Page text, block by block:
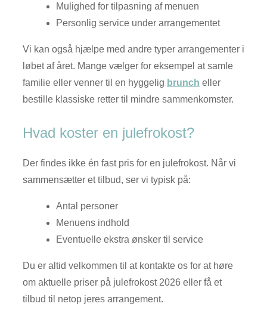
Mulighed for tilpasning af menuen
Personlig service under arrangementet
Vi kan også hjælpe med andre typer arrangementer i
løbet af året. Mange vælger for eksempel at samle
familie eller venner til en hyggelig brunch eller
bestille klassiske retter til mindre sammenkomster.
Hvad koster en julefrokost?
Der findes ikke én fast pris for en julefrokost. Når vi
sammensætter et tilbud, ser vi typisk på:
Antal personer
Menuens indhold
Eventuelle ekstra ønsker til service
Du er altid velkommen til at kontakte os for at høre
om aktuelle priser på julefrokost 2026 eller få et
tilbud til netop jeres arrangement.